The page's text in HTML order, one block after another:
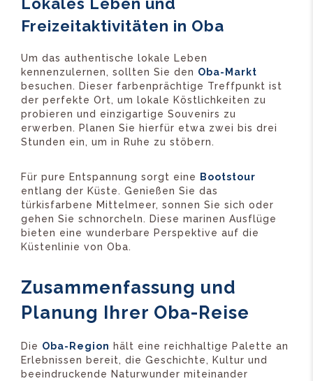
Lokales Leben und
Freizeitaktivitäten in Oba
Um das authentische lokale Leben
kennenzulernen, sollten Sie den Oba-Markt
besuchen. Dieser farbenprächtige Treffpunkt ist
der perfekte Ort, um lokale Köstlichkeiten zu
probieren und einzigartige Souvenirs zu
erwerben. Planen Sie hierfür etwa zwei bis drei
Stunden ein, um in Ruhe zu stöbern.
Für pure Entspannung sorgt eine
Bootstour
entlang der Küste. Genießen Sie das
türkisfarbene Mittelmeer, sonnen Sie sich oder
gehen Sie schnorcheln. Diese marinen Ausflüge
bieten eine wunderbare Perspektive auf die
Küstenlinie von Oba.
Zusammenfassung und
Planung Ihrer Oba-Reise
Die Oba-Region hält eine reichhaltige Palette an
Erlebnissen bereit, die Geschichte, Kultur und
beeindruckende Naturwunder miteinander